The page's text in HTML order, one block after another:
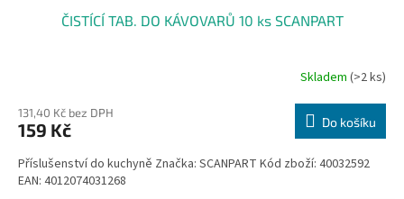
ČISTÍCÍ TAB. DO KÁVOVARŮ 10 ks SCANPART
Skladem (>2 ks)
131,40 Kč bez DPH
159 Kč Do košíku
Příslušenství do kuchyně Značka: SCANPART Kód zboží: 40032592
EAN: 4012074031268